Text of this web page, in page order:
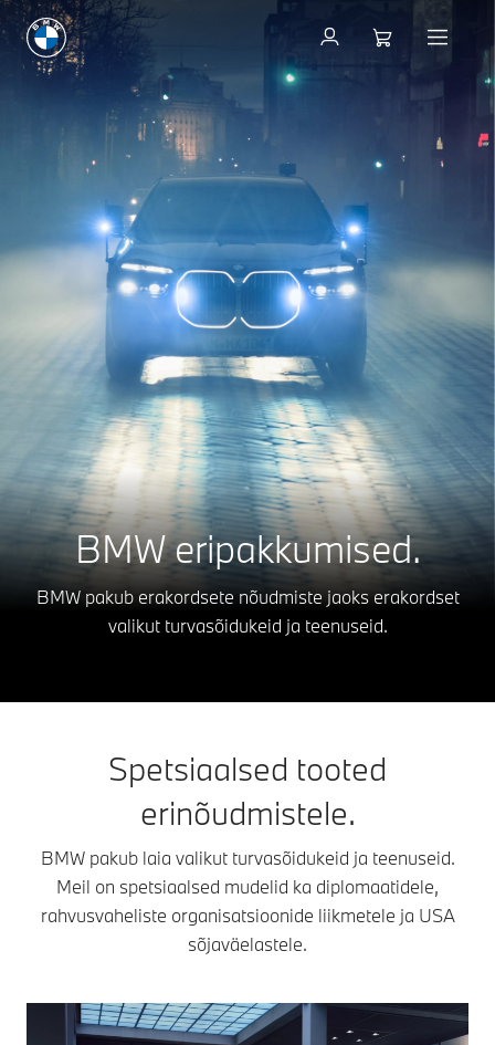
BMW eripakkumised.
BMW pakub erakordsete nõudmiste jaoks erakordset
valikut turvasõidukeid ja teenuseid.
Spetsiaalsed tooted
erinõudmistele.
BMW pakub laia valikut turvasõidukeid ja teenuseid.
Meil on spetsiaalsed mudelid ka diplomaatidele,
rahvusvaheliste organisatsioonide liikmetele ja USA
sõjaväelastele.